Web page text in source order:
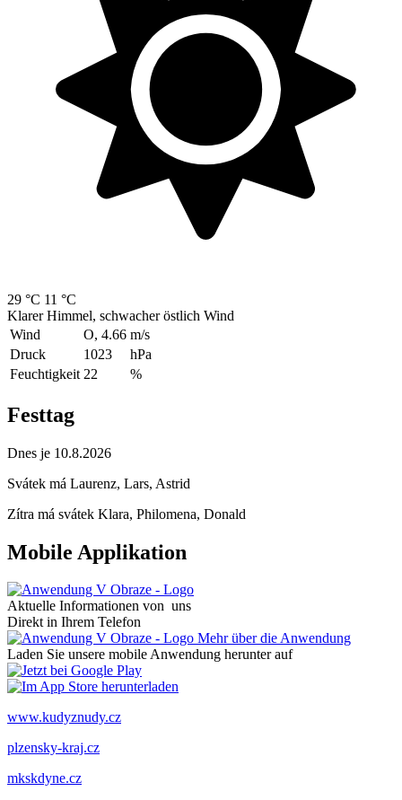
29 °C 11 °C
Klarer Himmel, schwacher östlich Wind
Wind
O, 4.66 m/s
Druck
1023
hPa
Feuchtigkeit 22 %
Festtag
Dnes je 10.8.2026
Svátek má Laurenz, Lars, Astrid
Zítra má svátek Klara, Philomena, Donald
Mobile Applikation
Aktuelle Informationen von uns
Direkt in Ihrem Telefon
Mehr über die Anwendung
Laden Sie unsere mobile Anwendung herunter auf
www.kudyznudy.cz
plzensky-kraj.cz
mkskdyne.cz